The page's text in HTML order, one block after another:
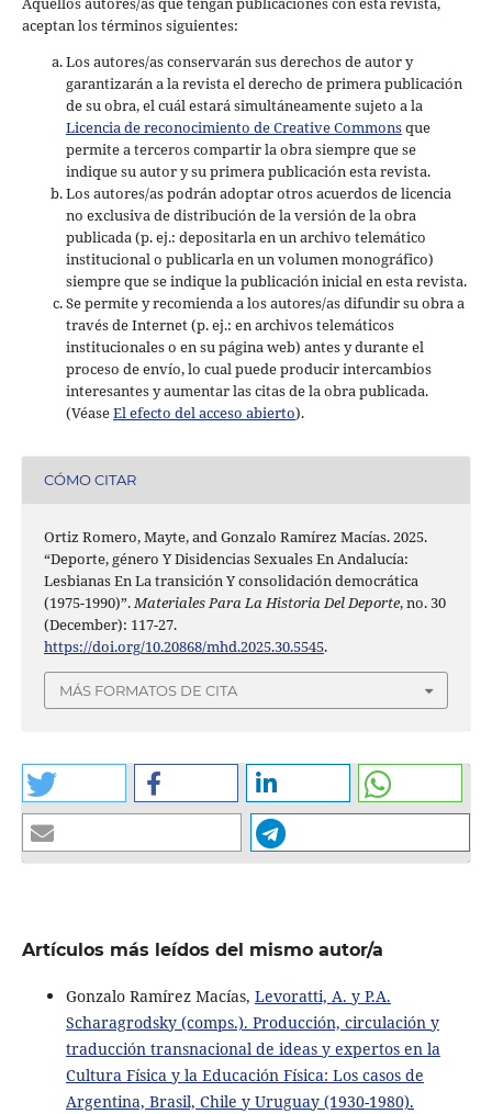
aceptan los términos siguientes:
Los autores/as conservarán sus derechos de autor y
garantizarán a la revista el derecho de primera publicación
de su obra, el cuál estará simultáneamente sujeto a la
Licencia de reconocimiento de Creative Commonsque
permite a terceros compartir la obra siempre que se
indique su autor y su primera publicación esta revista.
Los autores/as podrán adoptar otros acuerdos de licencia
no exclusiva de distribución de la versión de la obra
publicada (p. ej.: depositarla en un archivo telemático
institucional o publicarla en un volumen monográfico)
siempre que se indique la publicación inicial en esta revista.
Se permite y recomienda a los autores/as difundir su obra a
través de Internet (p. ej.: en archivos telemáticos
institucionales o en su página web) antes y durante el
proceso de envío, lo cual puede producir intercambios
interesantes y aumentar las citas de la obra publicada.
(VéaseEl efecto del acceso abierto).
CÓMO CITAR
Ortiz Romero, Mayte, and Gonzalo Ramírez Macías. 2025.
“Deporte, género Y Disidencias Sexuales En Andalucía:
Lesbianas En La transición Y consolidación democrática
(1975-1990)”.Materiales Para La Historia Del Deporte, no. 30
(December): 117-27.
https://doi.org/10.20868/mhd.2025.30.5545.
MÁS FORMATOS DE CITA
Artículos más leídos del mismo autor/a
Gonzalo Ramírez Macías, Levoratti, A. y P.A.
Scharagrodsky (comps.). Producción, circulación y
traducción transnacional de ideas y expertos en la
Cultura Física y la Educación Física: Los casos de
Argentina, Brasil, Chile y Uruguay (1930-1980).